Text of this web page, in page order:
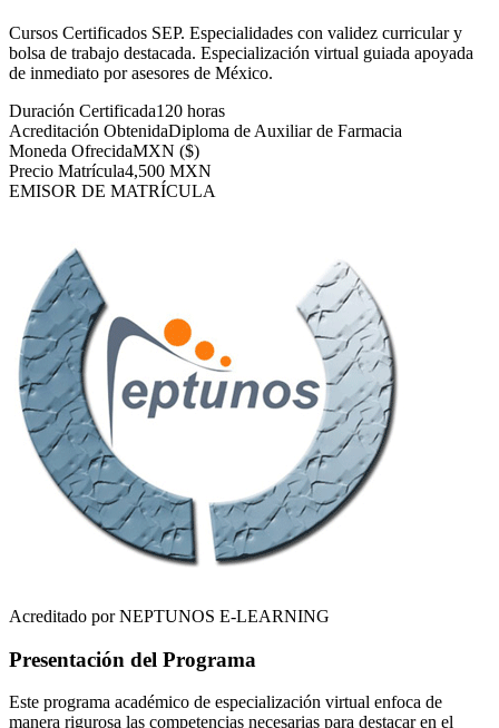
Cursos Certificados SEP. Especialidades con validez curricular y
bolsa de trabajo destacada. Especialización virtual guiada apoyada
de inmediato por asesores de México.
Duración Certificada120 horas
Acreditación ObtenidaDiploma de Auxiliar de Farmacia
Moneda OfrecidaMXN ($)
Precio Matrícula4,500 MXN
EMISOR DE MATRÍCULA
Acreditado por NEPTUNOS E-LEARNING
Presentación del Programa
Este programa académico de especialización virtual enfoca de
manera rigurosa las competencias necesarias para destacar en el